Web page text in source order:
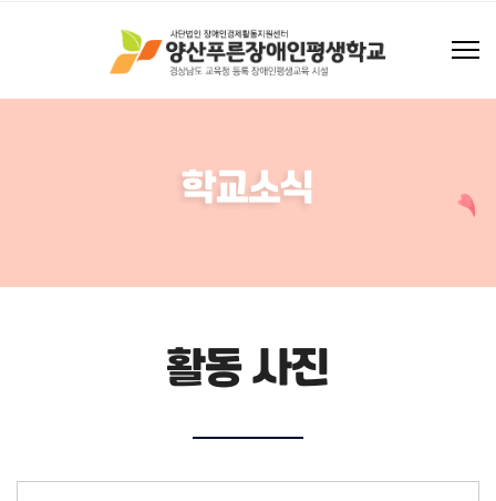
학교소식
활동 사진